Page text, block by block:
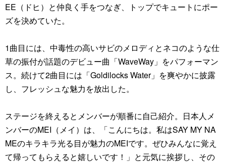
EE（ドヒ）と仲良く手をつなぎ、トップでキュートにポー
ズを決めていた。
1曲目には、中毒性の高いサビのメロディとネコのような仕
草の振付が話題のデビュー曲「WaveWay」をパフォーマン
ス。続けて2曲目には「Goldilocks Water」を爽やかに披露
し、フレッシュな魅力を放出した。
ステージを終えるとメンバーが順番に自己紹介。日本人メ
ンバーのMEI（メイ）は、「こんにちは。私はSAY MY NA
MEのキラキラ光る目が魅力のMEIです。ぜひみんなに覚え
て帰ってもらえると嬉しいです！」と元気に挨拶し、その